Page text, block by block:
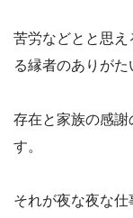
苦労などとと思え
る縁者のありがた
存在と家族の感謝
す。
それが夜な夜な